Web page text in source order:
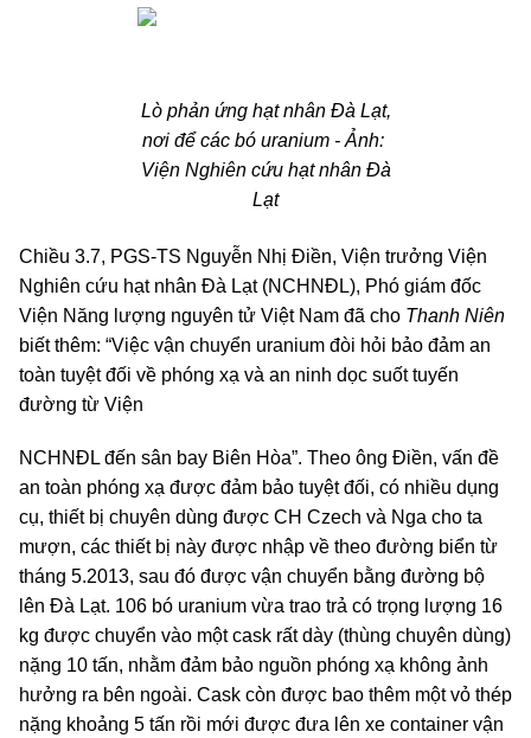
Lò phản ứng hạt nhân Đà Lạt,
nơi để các bó uranium - Ảnh:
Viện Nghiên cứu hạt nhân Đà
Lạt
Chiều 3.7, PGS-TS Nguyễn Nhị Điền, Viện trưởng Viện
Nghiên cứu hạt nhân Đà Lạt (NCHNĐL), Phó giám đốc
Viện Năng lượng nguyên tử Việt Nam đã cho Thanh Niên
biết thêm: “Việc vận chuyển uranium đòi hỏi bảo đảm an
toàn tuyệt đối về phóng xạ và an ninh dọc suốt tuyến
đường từ Viện
NCHNĐL đến sân bay Biên Hòa”. Theo ông Điền, vấn đề
an toàn phóng xạ được đảm bảo tuyệt đối, có nhiều dụng
cụ, thiết bị chuyên dùng được CH Czech và Nga cho ta
mượn, các thiết bị này được nhập về theo đường biển từ
tháng 5.2013, sau đó được vận chuyển bằng đường bộ
lên Đà Lạt. 106 bó uranium vừa trao trả có trọng lượng 16
kg được chuyển vào một cask rất dày (thùng chuyên dùng)
nặng 10 tấn, nhằm đảm bảo nguồn phóng xạ không ảnh
hưởng ra bên ngoài. Cask còn được bao thêm một vỏ thép
nặng khoảng 5 tấn rồi mới được đưa lên xe container vận